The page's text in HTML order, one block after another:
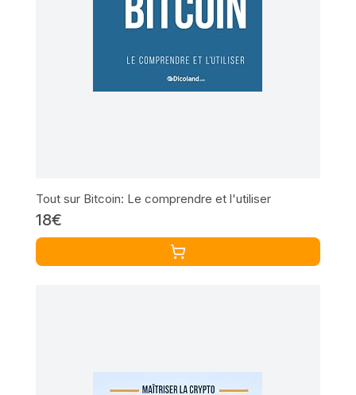
Tout sur Bitcoin: Le comprendre et l'utiliser
18€